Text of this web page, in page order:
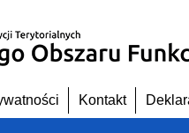
Kontakt